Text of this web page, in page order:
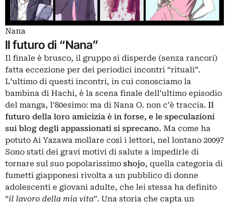
Nana
Il futuro di “Nana”
Il finale è brusco, il gruppo si disperde (senza rancori)
fatta eccezione per dei periodici incontri “rituali”.
L’ultimo di questi incontri, in cui conosciamo la
bambina di Hachi, è la scena finale dell’ultimo episodio
del manga, l’80esimo: ma di Nana O. non c’è traccia. Il
futuro della loro amicizia è in forse, e le speculazioni
sui blog degli appassionati si sprecano. Ma come ha
potuto Ai Yazawa mollare così i lettori, nel lontano 2009?
Sono stati dei gravi motivi di salute a impedirle di
tornare sul suo popolarissimo shojo, quella categoria di
fumetti giapponesi rivolta a un pubblico di donne
adolescenti e giovani adulte, che lei stessa ha definito
“il lavoro della mia vita”. Una storia che capta un